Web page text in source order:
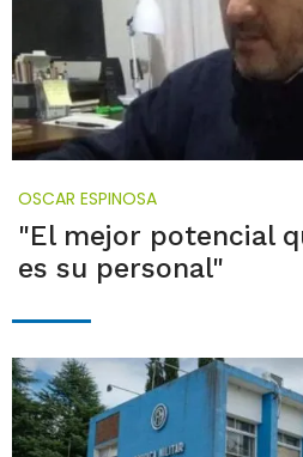
OSCAR ESPINOSA
"El mejor potencial
es su personal"